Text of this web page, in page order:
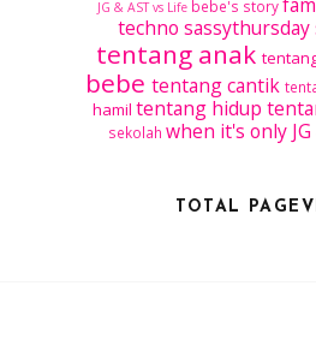
JG & AST vs Life bebe's story
techno sassythursday
tentang anak
bebe tentang cantik
hamil tentang hidup
sekolah when it's only JG
TOTAL